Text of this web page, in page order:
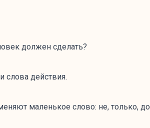
должен сделать?
слова действия.
маленькое слово: не, только, до